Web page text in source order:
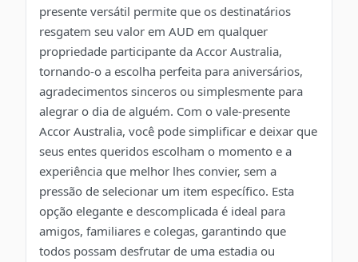
presente versátil permite que os destinatários
resgatem seu valor em AUD em qualquer
propriedade participante da Accor Australia,
tornando-o a escolha perfeita para aniversários,
agradecimentos sinceros ou simplesmente para
alegrar o dia de alguém. Com o vale-presente
Accor Australia, você pode simplificar e deixar que
seus entes queridos escolham o momento e a
experiência que melhor lhes convier, sem a
pressão de selecionar um item específico. Esta
opção elegante e descomplicada é ideal para
amigos, familiares e colegas, garantindo que
todos possam desfrutar de uma estadia ou